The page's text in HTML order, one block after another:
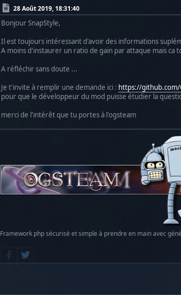
28 Août 2019, 18:31:40
Bonjour SnapStyle,
Il est toujours intéressant d'avoir des informations
A moins d'instaurer un ratio de gain par attaque mais ca
A réfléchir sans doute ...
Je t'invite à remplir une demande ici : https://github.com/
pour que le développeur du mod puisse étudier la
merci de l'intérêt que tu portes à l'ogsteam
Framework php sécurisé et simple à prendre en main avec